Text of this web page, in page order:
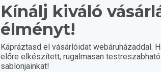
Kínálj kiváló
élményt!
Kápráztasd el vásárlóidat webáruházaddal.
előre elkészített, rugalmasan testreszabható
sablonjainkat!